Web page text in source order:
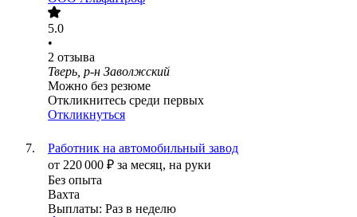
5.0
•
2 отзыва
Тверь, р-н Заволжский
Можно без резюме
Откликнитесь среди первых
Откликнуться
Работник на автомобильный завод
от 220 000 ₽ за месяц, на руки
Без опыта
Вахта
Выплаты: Раз в неделю